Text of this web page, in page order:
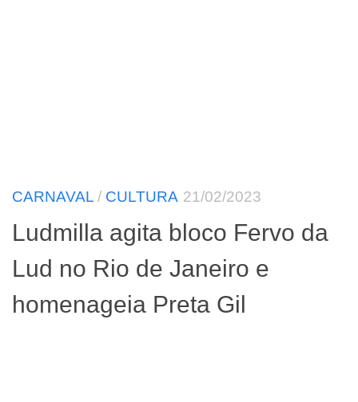
CARNAVAL / CULTURA 21/02/2023
Ludmilla agita bloco Fervo da
Lud no Rio de Janeiro e
homenageia Preta Gil